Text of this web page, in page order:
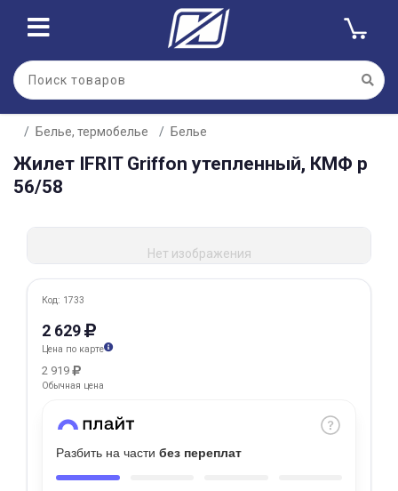
Белье, термобелье Белье
Жилет IFRIT Griffon утепленный, КМФ р
56/58
Нет изображения
Код: 1733
2 629
Цена по карте
2 919
Обычная цена
Разбить на части без переплат
Для клиентов всех банков
Разбейте
оплатуна части
без переплат
Сегодня
25 %
Добавляйте товары
в корзину